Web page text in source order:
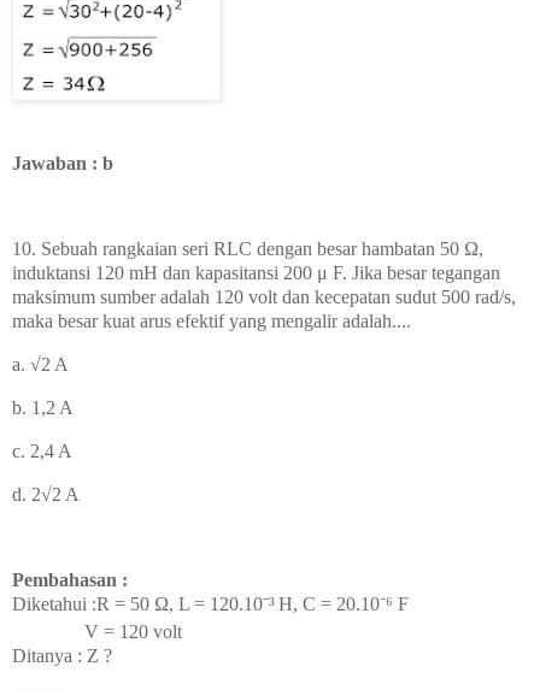
Jawaban : b
10. Sebuah rangkaian seri RLC dengan besar hambatan 50 Ω,
induktansi 120 mH dan kapasitansi 200 μ F. Jika besar tegangan
maksimum sumber adalah 120 volt dan kecepatan sudut 500 rad/s,
maka besar kuat arus efektif yang mengalir adalah....
a. √2 A
b. 1,2 A
c. 2,4 A
d. 2√2 A
Pembahasan :
Diketahui :R = 50 Ω, L = 120.10⁻³H, C = 20.10⁻⁶ F
V = 120 volt
Ditanya : Z ?